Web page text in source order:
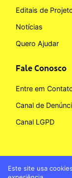
Editais de
Notícias
Quero Ajudar
Fale Conosco
Entre em
Canal de
Canal LGPD
Este site usa